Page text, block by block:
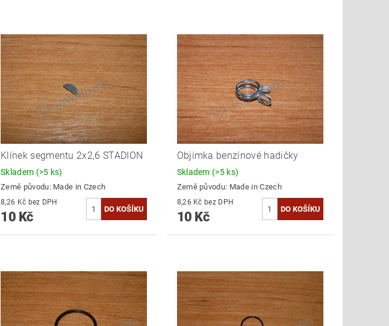
Klínek segmentu 2x2,6 STADION
Skladem (>5 ks)
Země původu: Made in Czech
8,26 Kč bez DPH
10 Kč
Objímka benzínové hadičky
Skladem (>5 ks)
Země původu: Made in Czech
8,26 Kč bez DPH
10 Kč